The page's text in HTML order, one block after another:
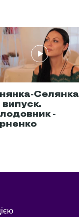
Селянка
випуск.
-